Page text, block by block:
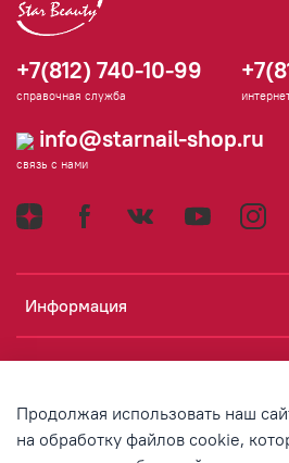
Информация
Аккаунт
+7(812) 740-10-99
справочная служба
info@starnail-shop.ru
связь с нами
Продолжая использовать наш
на обработку файлов cookie,